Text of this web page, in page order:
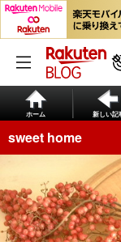
ホーム 新しい記
sweet home